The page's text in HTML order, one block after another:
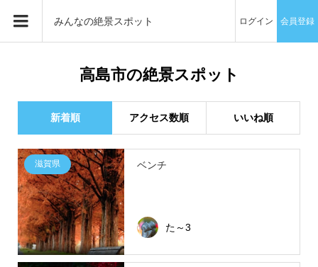
みんなの絶景スポット ログイン 会員登録
高島市の絶景スポット
新着順 アクセス数順 いいね順
滋賀県 ベンチ
た～3